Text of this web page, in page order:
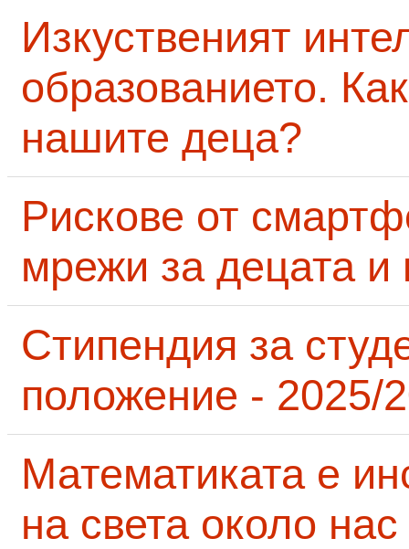
Изкуственият
образованието.
нашите деца?
Рискове от
мрежи за децата и
Стипендия за
положение - 2025/
Математиката е
на света около нас